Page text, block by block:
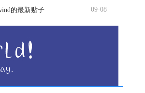
的最新贴子
09-08